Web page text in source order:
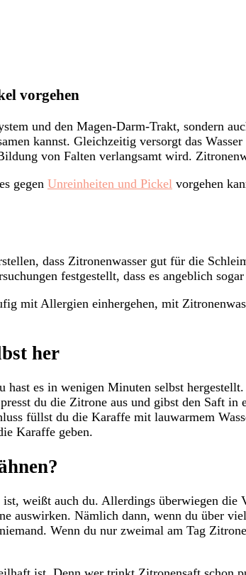
vorgehen
und den Magen-Darm-Trakt, sondern
kannst. Gleichzeitig versorgt das
von Falten verlangsamt wird.
gegen Unreinheiten und Pickel vorgehen
dass Zitronenwasser gut für die
festgestellt, dass es angeblich
mit Allergien einhergehen, mit
her
es in wenigen Minuten selbst
du die Zitrone aus und gibst den Saft
füllst du die Karaffe mit lauwarmem
Karaffe geben.
weißt auch du. Allerdings überwiegen
auswirken. Nämlich dann, wenn du über
Wenn du nur zweimal am Tag